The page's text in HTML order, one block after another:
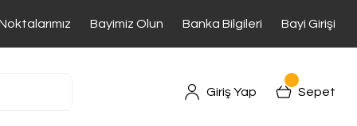
Bayimiz Olun Banka Bilgileri Bayi Girişi
Giriş Yap Sepet